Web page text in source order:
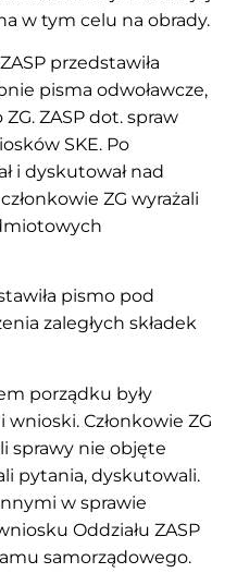
w tym celu na obrady.
przedstawiła
pisma odwoławcze,
ZASP dot. spraw
SKE. Po
i dyskutował nad
ZG wyrażali
pismo pod
zaległych składek
porządku były
wnioski. Członkowie ZG
sprawy nie objęte
pytania, dyskutowali.
w sprawie
Oddziału ZASP
samorządowego.